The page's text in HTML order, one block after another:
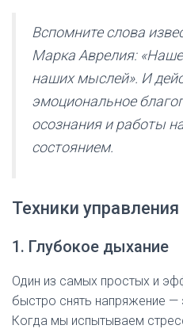
Вспомните слова
Марка Аврелия: «Наше
наших мыслей». И
эмоциональное
осознания и работы
состоянием.
Техники
1. Глубокое дыхание
Один из самых простых и
быстро снять напряжение —
Когда мы испытываем